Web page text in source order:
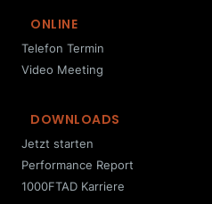
ONLINE
Telefon Termin
Video Meeting
DOWNLOADS
Jetzt starten
Performance Report
1000FTAD Karriere